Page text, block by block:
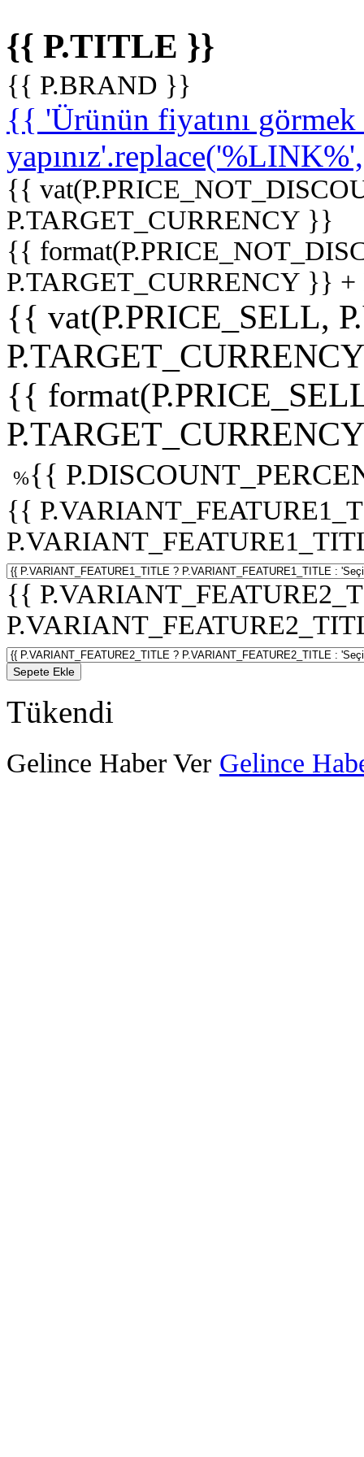
{{ P.TITLE }}
{{ P.BRAND }}
{{ 'Ürünün fiyatını
{{
P.TARGET_CURRENCY }}
{{
P.TARGET_CURRENCY }}
{{ vat(P.PRICE_SELL,
{{
%{{
{{
{{
Sepete Ekle
Tükendi
Gelince Haber Ver Gelince